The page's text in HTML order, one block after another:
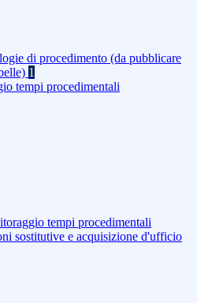
di procedimento (da pubblicare
1
tempi procedimentali
tempi procedimentali
sostitutive e acquisizione d'ufficio